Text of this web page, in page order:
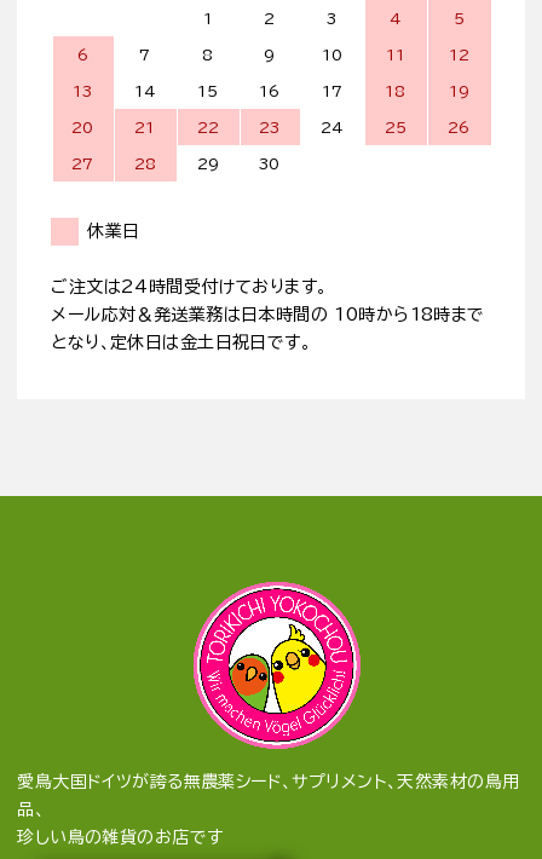
1 2 3 4 5
6 7 8 9 10 11 12
13 14 15 16 17 18 19
20 21 22 23 24 25 26
27 28 29 30
休業日
ご注文は24時間受付けております。
メール応対＆発送業務は日本時間の 10時から18時まで
となり、定休日は金土日祝日です。
愛鳥大国ドイツが誇る無農薬シード、サプリメント、天然素材の鳥用
品、
珍しい鳥の雑貨のお店です